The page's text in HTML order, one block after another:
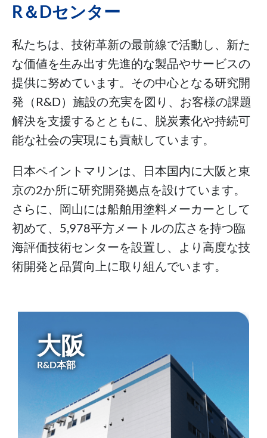
R＆Dセンター
私たちは、技術革新の最前線で活動し、新た
な価値を生み出す先進的な製品やサービスの
提供に努めています。その中心となる研究開
発（R&D）施設の充実を図り、お客様の課題
解決を支援するとともに、脱炭素化や持続可
能な社会の実現にも貢献しています。
日本ペイントマリンは、日本国内に大阪と東
京の2か所に研究開発拠点を設けています。
さらに、岡山には船舶用塗料メーカーとして
初めて、5,978平方メートルの広さを持つ臨
海評価技術センターを設置し、より高度な技
術開発と品質向上に取り組んでいます。
大阪
R&D本部